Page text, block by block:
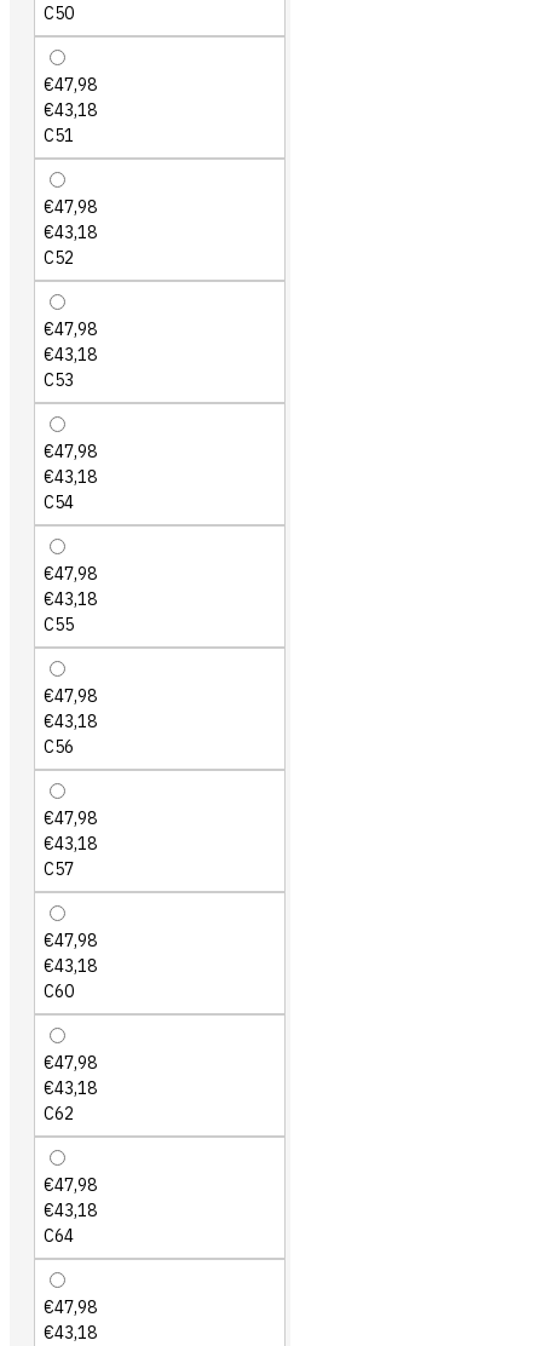
C50
€47,98
€43,18
C51
€47,98
€43,18
C52
€47,98
€43,18
C53
€47,98
€43,18
C54
€47,98
€43,18
C55
€47,98
€43,18
C56
€47,98
€43,18
C57
€47,98
€43,18
C60
€47,98
€43,18
C62
€47,98
€43,18
C64
€47,98
€43,18